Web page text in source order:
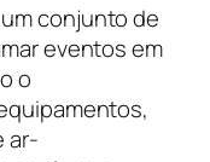
conjunto de
eventos em
o
ar-